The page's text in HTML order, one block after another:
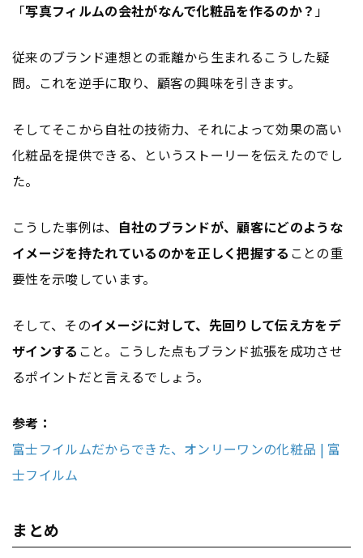
「写真フィルムの会社がなんで化粧品を作るのか？ 」
従来のブランド連想との乖離から生まれるこうした疑
問。これを逆手に取り、顧客の興味を引きます。
そしてそこから自社の技術力、それによって効果の高い
化粧品を提供できる、というストーリーを伝えたのでし
た。
こうした事例は、 自社のブランドが、顧客にどのような
イメージを持たれているのかを正しく把握する ことの重
要性を示唆しています。
そして、そのイメージに対して、先回りして伝え方をデ
ザインする こと。こうした点もブランド拡張を成功させ
るポイントだと言えるでしょう。
参考：
富士フイルムだからできた、オンリーワンの化粧品 | 富
士フイルム
まとめ